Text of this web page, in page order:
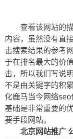
查看该网站的
内容，虽然没有直
击搜索结果的参考
于在排名最大的价
击，所以我们写说
不是由关键字的积
化鹿马当今网络
基础是非常重要的
要手段网站。
北京网站推广